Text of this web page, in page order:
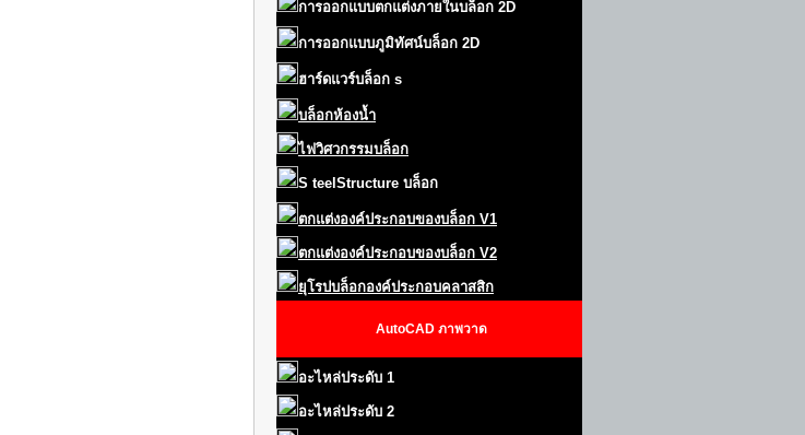
การออกแบบตกแต่งภายในบล็อก 2D
การออกแบบภูมิทัศน์บล็อก 2D
ฮาร์ดแวร์บล็อก s
บล็อกห้องน้ำ
ไฟวิศวกรรมบล็อก
S teel Structure บล็อก
ตกแต่งองค์ประกอบของบล็อก V1
ตกแต่งองค์ประกอบของบล็อก V2
ยุโรปบล็อกองค์ประกอบคลาสสิก
AutoCAD ภาพวาด
อะไหล่ประดับ 1
อะไหล่ประดับ 2